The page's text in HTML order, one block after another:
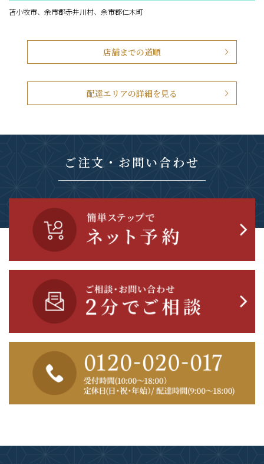
苫小牧市、余市郡赤井川村、余市郡仁木町
店舗までの道順
配達エリアの詳細を見る
ご注文・お問い合わせ